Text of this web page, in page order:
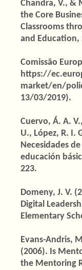
Chandra, V., &
the Core
Classrooms
and Education,
Comissão
https://
market/en/
13/03/2019).
Cuervo, Á. A.
U., López, R. I.
Necesidades
educación
223.
Domeny, J. V.
Digital
Elementary
Evans-Andris,
(2006). Is
the Mentoring